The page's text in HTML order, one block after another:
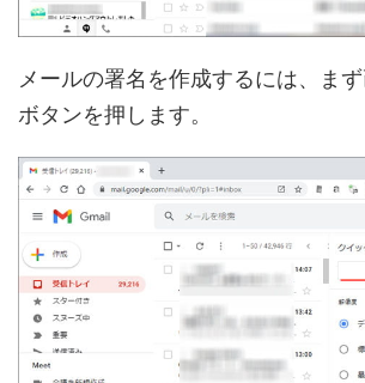
メールの署名を作成するには、ま
ボタンを押します。